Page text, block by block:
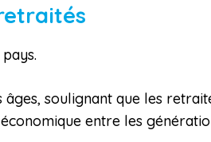
soulignant que les
entre les